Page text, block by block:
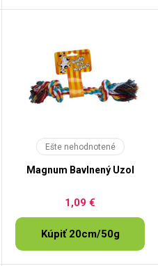
Ešte nehodnotené
Magnum Bavlnený Uzol
1,09 €
Kúpiť 20cm/50g